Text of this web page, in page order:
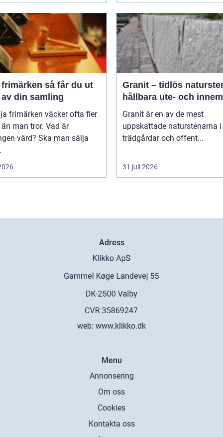
så får du ut
din samling
frimärken väcker ofta fler
man tror. Vad är
värd? Ska man sälja
Granit – tidlös
hållbara ute- och
Granit är en av de mest
uppskattade naturstenarna i
trädgårdar och offent...
31 juli 2026
Adress
web: www.klikko.dk
Menu
Annonsering
Om oss
Cookies
Kontakta oss